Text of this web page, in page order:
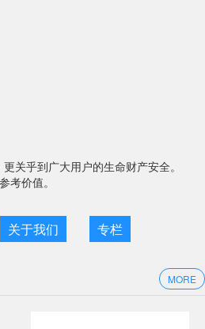
关乎到广大用户的生命财产安全。
考价值。
关于我们 专栏
MORE